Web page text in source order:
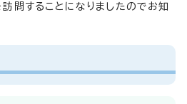
問することになりましたのでお知